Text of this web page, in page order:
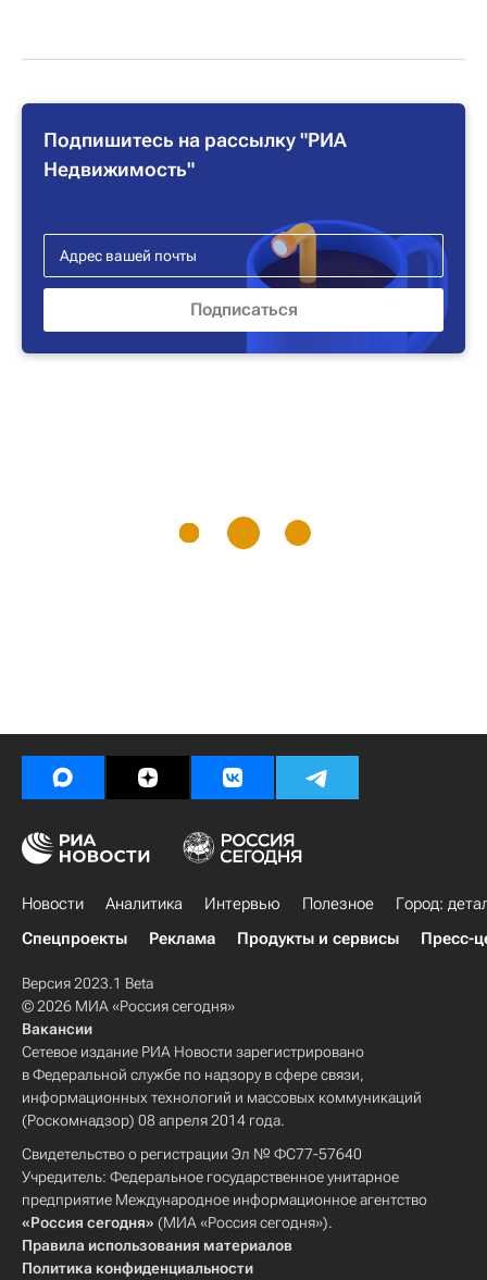
Подпишитесь на рассылку "РИА
Недвижимость"
Новости Аналитика Интервью Полезное
Город:
Спецпроекты
Реклама Продукты и сервисы Пресс-
Версия 2023.1 Beta
© 2026 МИА «Россия сегодня»
Вакансии
Сетевое издание РИА Новости зарегистрировано
в Федеральной службе по надзору в сфере связи,
информационных технологий и массовых коммуникаций
(Роскомнадзор) 08 апреля 2014 года.
Свидетельство о регистрации Эл № ФС77-57640
Учредитель: Федеральное государственное унитарное
предприятие Международное информационное агентство
«Россия сегодня» (МИА «Россия сегодня»).
Правила использования материалов
Политика конфиденциальности